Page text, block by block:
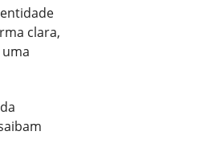
clara,